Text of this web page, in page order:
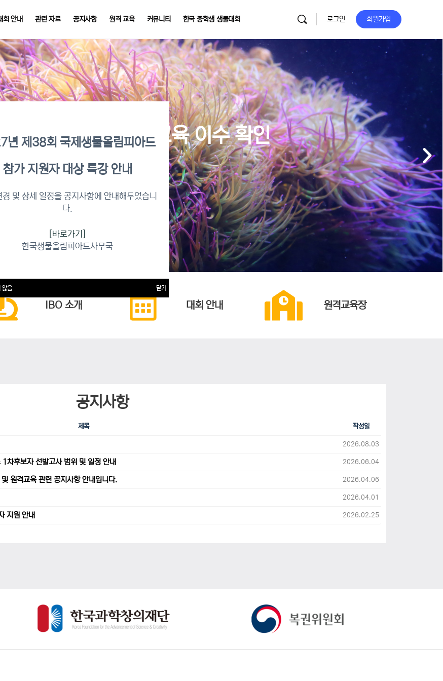
회 안내 관련 자료 공지사항 원격 교육 커뮤니티 한국 중학생 생물대회 로그인 회원가입
년 KBO 2차 원격교육 이수 확인
명서 확인 바로가기
IBO 소개 대회 안내 원격교육장
공지사항
제목 작성일
2026.08.03
차후보자 선발고사 범위 및 일정 안내 2026.06.04
원격교육 관련 공지사항 안내입니다. 2026.04.06
2026.04.01
지원 안내 2026.02.25
년 제38회 국제생물올림피아드
참가 지원자 대상 특강 안내
경 및 상세 일정을 공지사항에 안내해두었습니
다.
[바로가기]
한국생물올림피아드사무국
않음 닫기